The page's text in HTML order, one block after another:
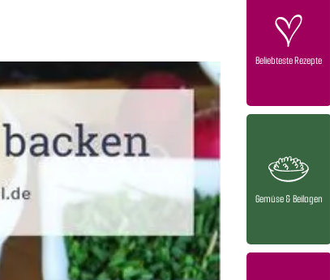
Beliebteste Rezepte
Gemüse & Beilagen